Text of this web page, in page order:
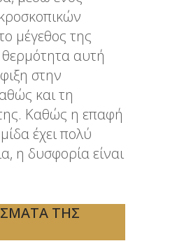
μέγεθος της
αυτή
στην
και τη
Καθώς η επαφή
έχει πολύ
η δυσφορία είναι
ΤΗΣ